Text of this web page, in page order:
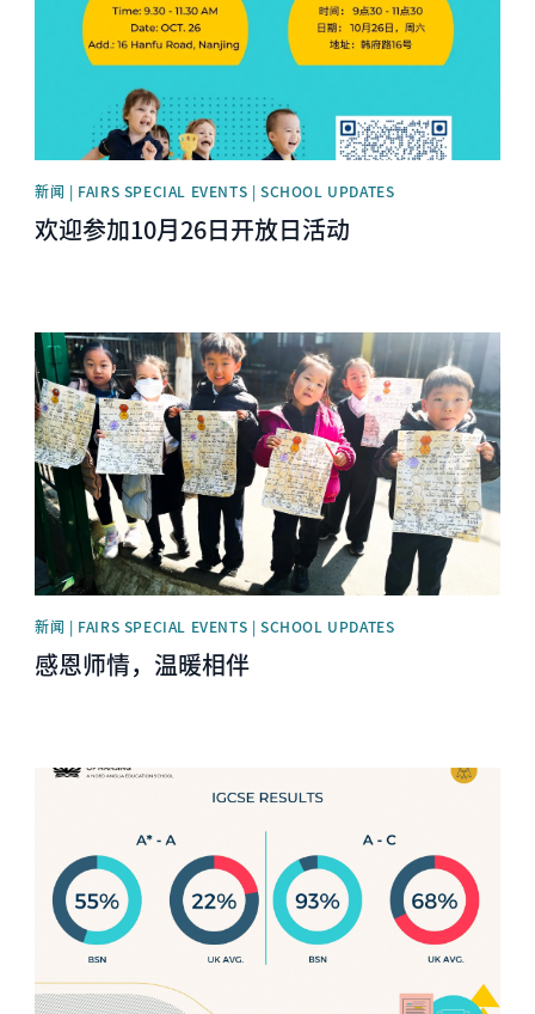
新闻 | FAIRS SPECIAL EVENTS | SCHOOL UPDATES
欢迎参加10月26日开放日活动
News image
新闻 | FAIRS SPECIAL EVENTS | SCHOOL UPDATES
感恩师情，温暖相伴
News image